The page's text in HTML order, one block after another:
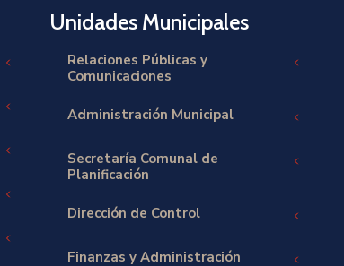
Unidades Municipales
Relaciones Públicas y
Comunicaciones
Administración Municipal
Secretaría Comunal de
Planificación
Dirección de Control
Finanzas y Administración